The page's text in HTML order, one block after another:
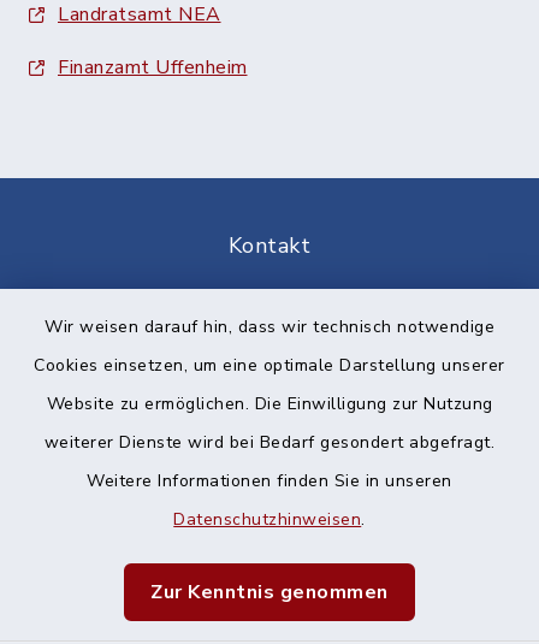
Wir weisen darauf hin, dass wir technisch notwendige
Cookies einsetzen, um eine optimale Darstellung unserer
Website zu ermöglichen. Die Einwilligung zur Nutzung
weiterer Dienste wird bei Bedarf gesondert abgefragt.
Weitere Informationen finden Sie in unseren
Datenschutzhinweisen.
Zur Kenntnis genommen
Landratsamt NEA
Finanzamt Uffenheim
Kontakt
Datenschutz
Impressum
Sitemap
Cookie-Einstellungen